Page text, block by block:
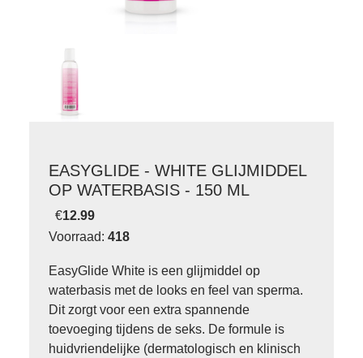
EASYGLIDE - WHITE GLIJMIDDEL
OP WATERBASIS - 150 ML
€12.99
Voorraad: 418
EasyGlide White is een glijmiddel op
waterbasis met de looks en feel van sperma.
Dit zorgt voor een extra spannende
toevoeging tijdens de seks. De formule is
huidvriendelijke (dermatologisch en klinisch